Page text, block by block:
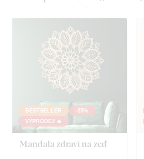
BESTSELLER
-25%
VÝPRODEJ 🔥
Mandala zdraví na zeď